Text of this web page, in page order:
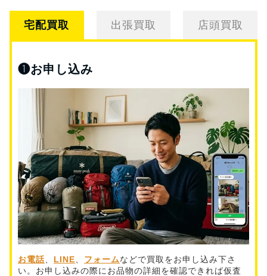
宅配買取 出張買取 店頭買取
❶お申し込み
お電話 LINE フォームなどで買取をお申し込み下さ
い。お申し込みの際にお品物の詳細を確認できれば仮査